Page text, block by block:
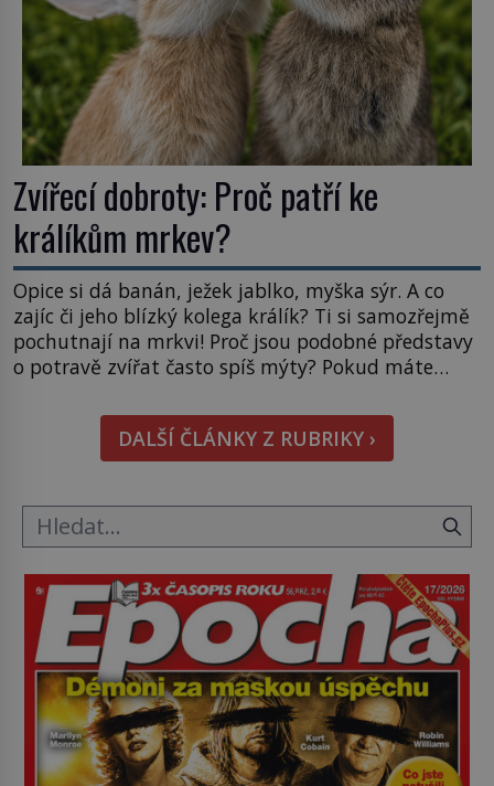
Zvířecí dobroty: Proč patří ke
králíkům mrkev?
Opice si dá banán, ježek jablko, myška sýr. A co
zajíc či jeho blízký kolega králík? Ti si samozřejmě
pochutnají na mrkvi! Proč jsou podobné představy
o potravě zvířat často spíš mýty? Pokud máte
i bude chutnat, ovšem měl by ji mít jen jako
občasný pamlsek. […]DALŠÍ ČLÁNKY Z RUBRIKY ›